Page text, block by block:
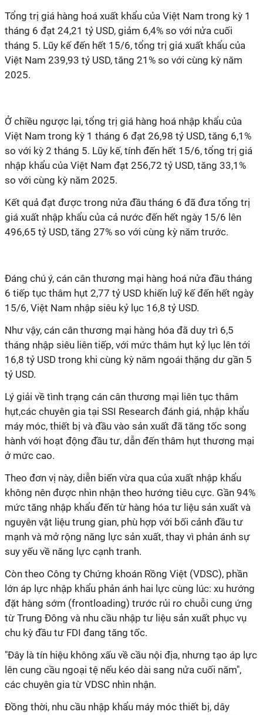
Tổng trị giá hàng hoá xuất khẩu của Việt Nam trong kỳ 1
tháng 6 đạt 24,21 tỷ USD, giảm 6,4% so với nửa cuối
tháng 5. Lũy kế đến hết 15/6, tổng trị giá xuất khẩu của
Việt Nam 239,93 tỷ USD, tăng 21% so với cùng kỳ năm
2025.
Ở chiều ngược lại, tổng trị giá hàng hoá nhập khẩu của
Việt Nam trong kỳ 1 tháng 6 đạt 26,98 tỷ USD, tăng 6,1%
so với kỳ 2 tháng 5. Lũy kế, tính đến hết 15/6, tổng trị giá
nhập khẩu của Việt Nam đạt 256,72 tỷ USD, tăng 33,1%
so với cùng kỳ năm 2025.
Kết quả đạt được trong nửa đầu tháng 6 đã đưa tổng trị
giá xuất nhập khẩu của cả nước đến hết ngày 15/6 lên
496,65 tỷ USD, tăng 27% so với cùng kỳ năm trước.
Đáng chú ý, cán cân thương mại hàng hoá nửa đầu tháng
6 tiếp tục thâm hụt 2,77 tỷ USD khiến luỹ kế đến hết ngày
15/6, Việt Nam nhập siêu kỷ lục 16,8 tỷ USD.
Như vậy, cán cân thương mại hàng hóa đã duy trì 6,5
tháng nhập siêu liên tiếp, với mức thâm hụt kỷ lục lên tới
16,8 tỷ USD trong khi cùng kỳ năm ngoái thặng dư gần 5
tỷ USD.
Lý giải về tình trạng cán cân thương mại liên tục thâm
hụt,các chuyên gia tại SSI Research đánh giá, nhập khẩu
máy móc, thiết bị và đầu vào sản xuất đã tăng tốc song
hành với hoạt động đầu tư, dẫn đến thâm hụt thương mại
ở mức cao.
Theo đơn vị này, diễn biến vừa qua của xuất nhập khẩu
không nên được nhìn nhận theo hướng tiêu cực. Gần 94%
mức tăng nhập khẩu đến từ hàng hóa tư liệu sản xuất và
nguyên vật liệu trung gian, phù hợp với bối cảnh đầu tư
mạnh và mở rộng năng lực sản xuất, thay vì phản ánh sự
suy yếu về năng lực cạnh tranh.
Còn theo Công ty Chứng khoán Rồng Việt (VDSC), phần
lớn áp lực nhập khẩu phản ánh hai lực cùng lúc: xu hướng
đặt hàng sớm (frontloading) trước rủi ro chuỗi cung ứng
từ Trung Đông và nhu cầu nhập tư liệu sản xuất phục vụ
chu kỳ đầu tư FDI đang tăng tốc.
"Đây là tín hiệu không xấu về cầu nội địa, nhưng tạo áp lực
lên cung cầu ngoại tệ nếu kéo dài sang nửa cuối năm",
các chuyên gia từ VDSC nhìn nhận.
Đồng thời, nhu cầu nhập khẩu máy móc thiết bị, dây